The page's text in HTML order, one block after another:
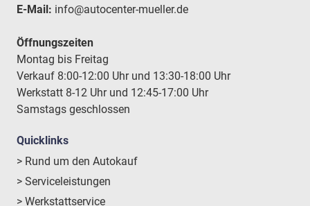
E-Mail: info@autocenter-mueller.de
Öffnungszeiten
Montag bis Freitag
Verkauf 8:00-12:00 Uhr und 13:30-18:00 Uhr
Werkstatt 8-12 Uhr und 12:45-17:00 Uhr
Samstags geschlossen
Quicklinks
> Rund um den Autokauf
> Serviceleistungen
> Werkstattservice